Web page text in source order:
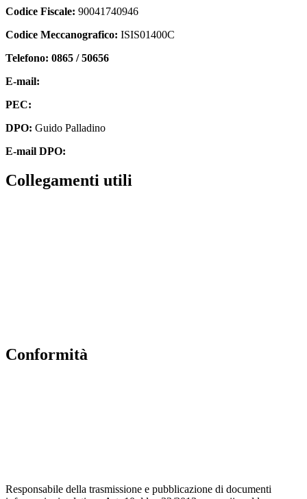
Codice Fiscale: 90041740946
Codice Meccanografico: ISIS01400C
Telefono: 0865 / 50656
E-mail:
PEC:
DPO: Guido Palladino
E-mail DPO:
collegamenti utili
conformità
Responsabile della trasmissione e pubblicazione di documenti